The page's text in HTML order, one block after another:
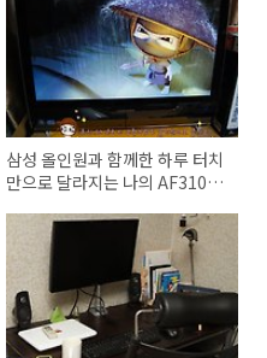
삼성 올인원과 함께한 하루 터치
만으로 달라지는 나의 AF310 올